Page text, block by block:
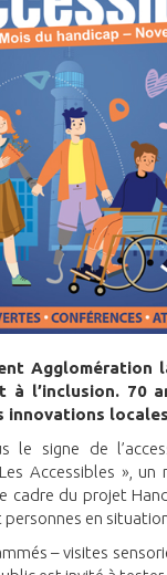
Agglomération
à l’inclusion. 70
innovations
le signe de
Accessibles »,
le cadre du projet
en
– visites